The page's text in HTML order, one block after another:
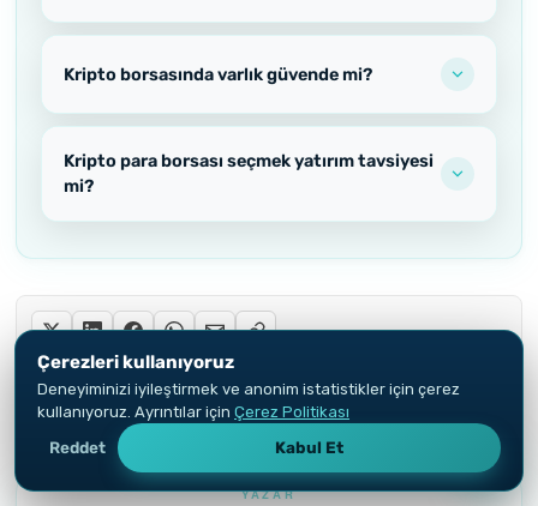
Kripto borsasında varlık güvende mi?
Kripto para borsası seçmek yatırım tavsiyesi
mi?
ÖZETLE:
Çerezleri kullanıyoruz
Deneyiminizi iyileştirmek ve anonim istatistikler için çerez
kullanıyoruz. Ayrıntılar için Çerez Politikası
Reddet Kabul Et